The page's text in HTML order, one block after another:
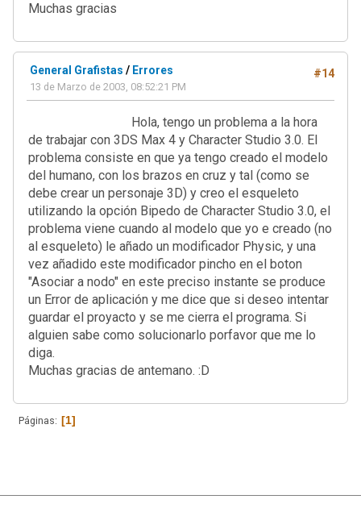
Muchas gracias
#14
General Grafistas / Errores
13 de Marzo de 2003, 08:52:21 PM
Hola, tengo un problema a la hora
de trabajar con 3DS Max 4 y Character Studio 3.0. El
problema consiste en que ya tengo creado el modelo
del humano, con los brazos en cruz y tal (como se
debe crear un personaje 3D) y creo el esqueleto
utilizando la opción Bipedo de Character Studio 3.0, el
problema viene cuando al modelo que yo e creado (no
al esqueleto) le añado un modificador Physic, y una
vez añadido este modificador pincho en el boton
"Asociar a nodo" en este preciso instante se produce
un Error de aplicación y me dice que si deseo intentar
guardar el proyacto y se me cierra el programa. Si
alguien sabe como solucionarlo porfavor que me lo
diga.
Muchas gracias de antemano. :D
Páginas 1